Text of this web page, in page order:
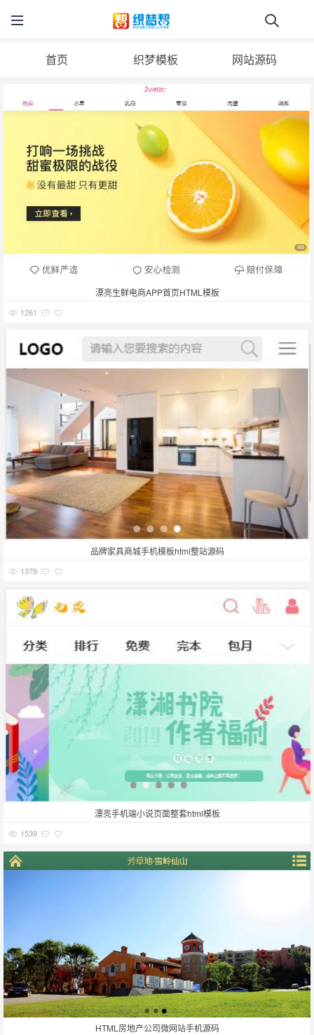
首页 织梦模板 网站源码
漂亮生鲜电商APP首页HTML模板
1261
品牌家具商城手机模板html整站源码
1379
漂亮手机端小说页面整套html模板
1539
HTML房地产公司微网站手机源码